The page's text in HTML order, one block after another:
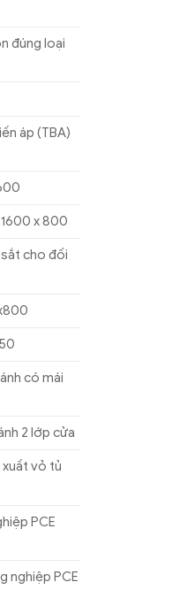
đúng loại
áp (TBA)
x 800
cho đối
có mái
2 lớp cửa
xuất vỏ tủ
PCE
nghiệp PCE